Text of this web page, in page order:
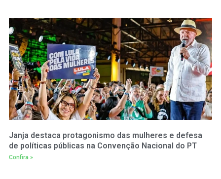
Janja destaca protagonismo das mulheres e defesa
de políticas públicas na Convenção Nacional do PT
Confira »